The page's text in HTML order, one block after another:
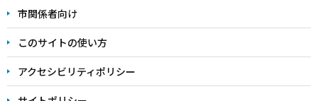
こ
ま
で
市関係者向け
このサイトの使い方
アクセシビリティポリシー